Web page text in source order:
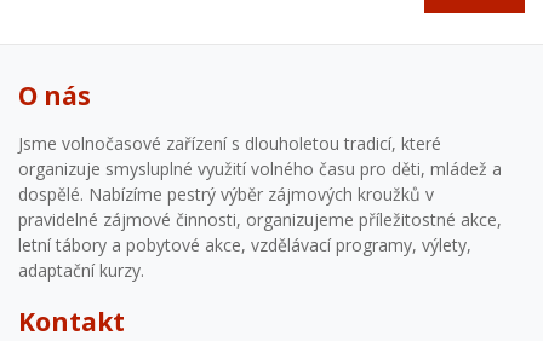
O nás
Jsme volnočasové zařízení s dlouholetou tradicí, které
organizuje smysluplné využití volného času pro děti, mládež a
dospělé. Nabízíme pestrý výběr zájmových kroužků v
pravidelné zájmové činnosti, organizujeme příležitostné akce,
letní tábory a pobytové akce, vzdělávací programy, výlety,
adaptační kurzy.
Kontakt